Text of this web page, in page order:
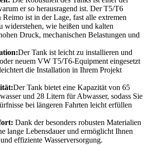
er so herausragend ist. Der T5/T6
Reimo ist in der Lage, fast alle extremen
widerstehen, wie heißen und kalten
Druck, mechanischen Belastungen und
Der Tank ist leicht zu installieren und
neuem VW T5/T6-Equipment eingesetzt
die Installation in Ihrem Projekt
Der Tank bietet eine Kapazität von 65
und 28 Litern für Abwasser, sodass Sie
bei längeren Fahrten leicht erfüllen
Dank der besonders robusten Materialien
lange Lebensdauer und ermöglicht Ihnen
effiziente Wasserversorgung.